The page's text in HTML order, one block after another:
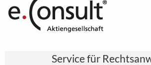
Service für